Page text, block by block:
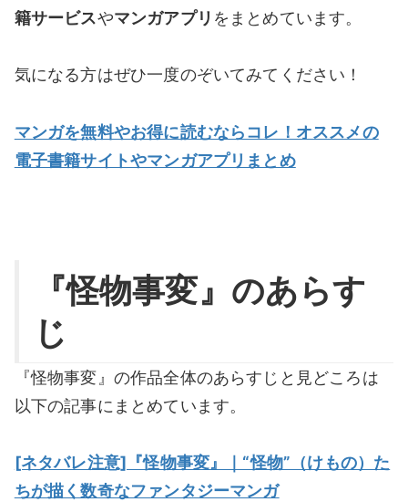
籍サービスやマンガアプリ をまとめています。
気になる方はぜひ一度のぞいてみてください！
マンガを無料やお得に読むならコレ！オススメの
電子書籍サイトやマンガアプリまとめ
『怪物事変』のあらす
じ
『怪物事変』の作品全体のあらすじと見どころは
以下の記事にまとめています。
[ネタバレ注意]『怪物事変』｜“怪物”（けもの）た
ちが描く数奇なファンタジーマンガ